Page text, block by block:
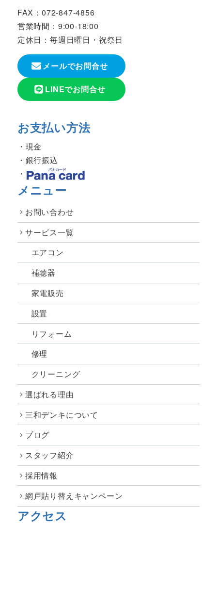
FAX：072-847-4856
営業時間：9:00-18:00
定休日：毎週日曜日・祝祭日
メールでお問合せ
LINEでお問合せ
お支払い方法
現金
銀行振込
メニュー
お問い合わせ
サービス一覧
エアコン
補聴器
家電販売
設置
リフォーム
修理
クリーニング
選ばれる理由
三和デンキについて
ブログ
スタッフ紹介
採用情報
網戸貼り替えキャンペーン
アクセス